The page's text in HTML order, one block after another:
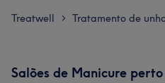
Treatwell > Tratamento de
Salões de Manicure perto